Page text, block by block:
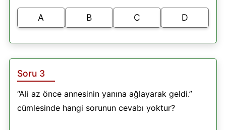
A B C D
Soru 3
“Ali az önce annesinin yanına ağlayarak geldi.”
cümlesinde hangi sorunun cevabı yoktur?